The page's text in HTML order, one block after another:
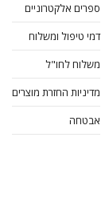
ספרים אלקטרוניים
דמי טיפול ומשלוח
משלוח לחו"ל
מדיניות החזרת מוצרים
אבטחה